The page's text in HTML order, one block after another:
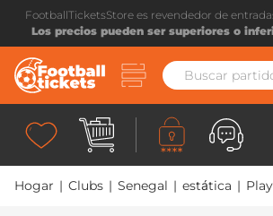
FootballTicketsStore es revendedor de
Los precios pueden ser superiores o
Hogar | Clubs | Senegal | estática |